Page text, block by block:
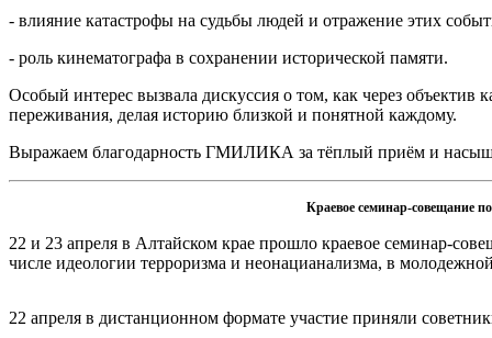
- влияние катастрофы на судьбы людей и отражение этих
- роль кинематографа в сохранении исторической памяти.
Особый интерес вызвала дискуссия о том, как через объектив
переживания, делая историю близкой и понятной каждому.
Выражаем благодарность ГМИЛИКА за тёплый приём и
Краевое семинар-совещание
22 и 23 апреля в Алтайском крае прошло краевое семинар-
числе идеологии терроризма и неонацианализма, в
22 апреля в дистанционном формате участие приняли